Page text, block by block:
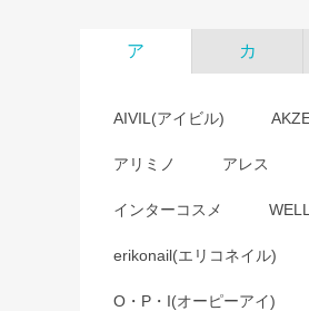
ア カ
AIVIL(アイビル)
アリミノ アレス
インターコスメ
erikonail(エリコネイル)
O・P・I(オーピーアイ)